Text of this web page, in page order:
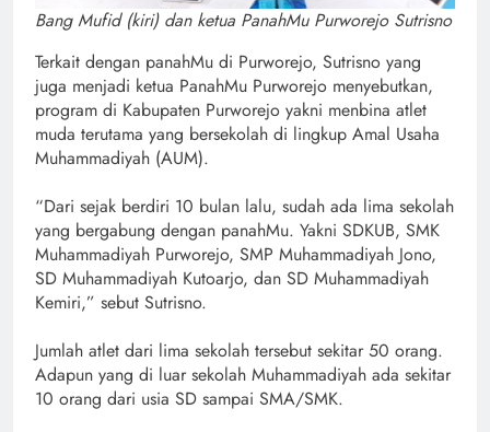
Bang Mufid (kiri) dan ketua PanahMu Purworejo Sutrisno
Terkait dengan panahMu di Purworejo, Sutrisno yang
juga menjadi ketua PanahMu Purworejo menyebutkan,
program di Kabupaten Purworejo yakni menbina atlet
muda terutama yang bersekolah di lingkup Amal Usaha
Muhammadiyah (AUM).
“Dari sejak berdiri 10 bulan lalu, sudah ada lima sekolah
yang bergabung dengan panahMu. Yakni SDKUB, SMK
Muhammadiyah Purworejo, SMP Muhammadiyah Jono,
SD Muhammadiyah Kutoarjo, dan SD Muhammadiyah
Kemiri,” sebut Sutrisno.
Jumlah atlet dari lima sekolah tersebut sekitar 50 orang.
Adapun yang di luar sekolah Muhammadiyah ada sekitar
10 orang dari usia SD sampai SMA/SMK.